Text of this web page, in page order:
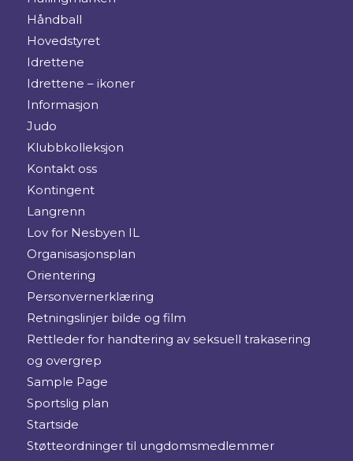
Håndball
Hovedstyret
Idrettene
Idrettene – ikoner
Informasjon
Judo
Klubbkolleksjon
Kontakt oss
Kontingent
Langrenn
Lov for Nesbyen IL
Organisasjonsplan
Orientering
Personvernerklæring
Retningslinjer bilde og film
Rettleder for handtering av seksuell trakasering
og overgrep
Sample Page
Sportslig plan
Startside
Støtteordninger til ungdomsmedlemmer